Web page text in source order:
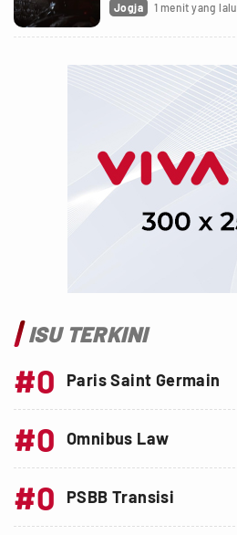
Jogja 1 menit yang lalu
ISU TERKINI
#0 Paris Saint Germain
#0 Omnibus Law
#0 PSBB Transisi